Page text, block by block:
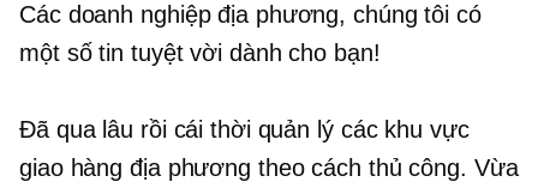
Các doanh nghiệp địa phương, chúng tôi có
một số tin tuyệt vời dành cho bạn!
Đã qua lâu rồi cái thời quản lý các khu vực
giao hàng địa phương theo cách thủ công. Vừa